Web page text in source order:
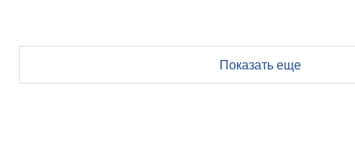
Показать еще